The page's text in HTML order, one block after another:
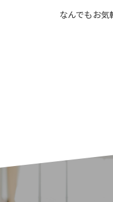
なんでもお気